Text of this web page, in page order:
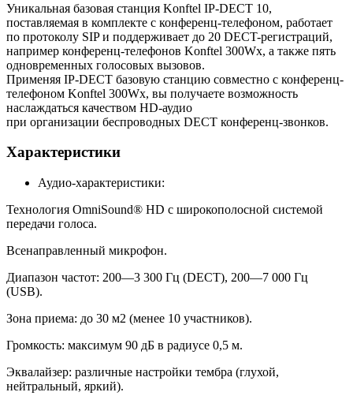
Уникальная базовая станция Konftel IP-DECT 10,
поставляемая в комплекте с конференц-телефоном, работает
по протоколу SIP и поддерживает до 20 DECT-регистраций,
например конференц-телефонов Konftel 300Wx, а также пять
одновременных голосовых вызовов.
Применяя IP-DECT базовую станцию совместно с конференц-
телефоном Konftel 300Wx, вы получаете возможность
наслаждаться качеством HD-аудио
при организации беспроводных DECT конференц-звонков.
Характеристики
Аудио-характеристики:
Технология OmniSound® HD с широкополосной системой
передачи голоса.
Всенаправленный микрофон.
Диапазон частот: 200—3 300 Гц (DECT), 200—7 000 Гц
(USB).
Зона приема: до 30 м2 (менее 10 участников).
Громкость: максимум 90 дБ в радиусе 0,5 м.
Эквалайзер: различные настройки тембра (глухой,
нейтральный, яркий).